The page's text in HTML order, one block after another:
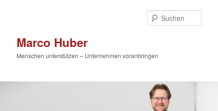
Marco Huber
Menschen unterstützen – Unternehmen voranbringen